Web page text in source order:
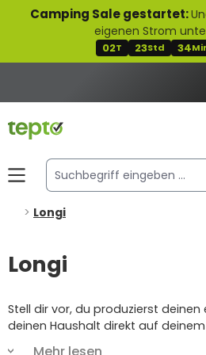
springen
Camping Sale gestartet:
eigenen Strom
02T 23Std 34
Longi
Longi
Stell dir vor, du produzierst
deinen Haushalt direkt auf
sauber, nachhaltig und ganz